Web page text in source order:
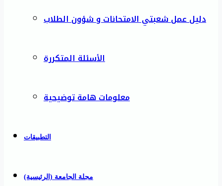
دليل عمل شعبتي الامتحانات و شؤون الطلاب
الأسئلة المتكررة
معلومات هامة توضيحية
التطبيقات
مجلة الجامعة (الرئيسية)